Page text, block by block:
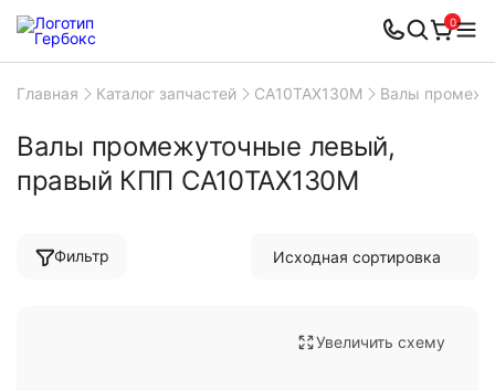
0
Главная Каталог запчастей CA10TAX130M Валы
Валы промежуточные левый,
правый КПП CA10TAX130M
Фильтр
Увеличить схему